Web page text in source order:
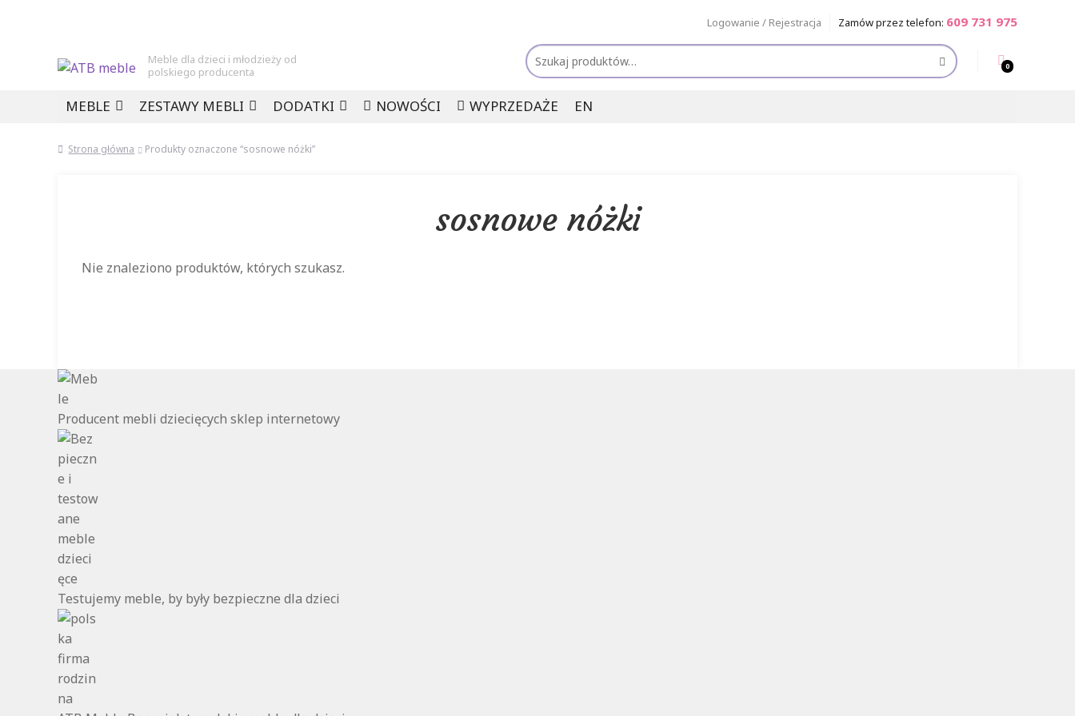
do
do
Meble dla dzieci i młodzieży od
polskiego producenta
Logowanie / Rejestracja Zamów przez telefon: 609 731 975
0
Szukaj:
MEBLE ZESTAWY MEBLI DODATKI NOWOŚCI WYPRZEDAŻE EN
Strona główna Produkty oznaczone “sosnowe nóżki”
sosnowe nóżki
Nie znaleziono produktów, których szukasz.
Producent mebli dziecięcych sklep internetowy
Testujemy meble, by były bezpieczne dla dzieci